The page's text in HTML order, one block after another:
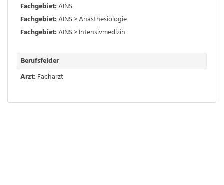
Fachgebiet:AINS
Fachgebiet:AINS > Anästhesiologie
Fachgebiet:AINS > Intensivmedizin
Berufsfelder
Arzt: Facharzt